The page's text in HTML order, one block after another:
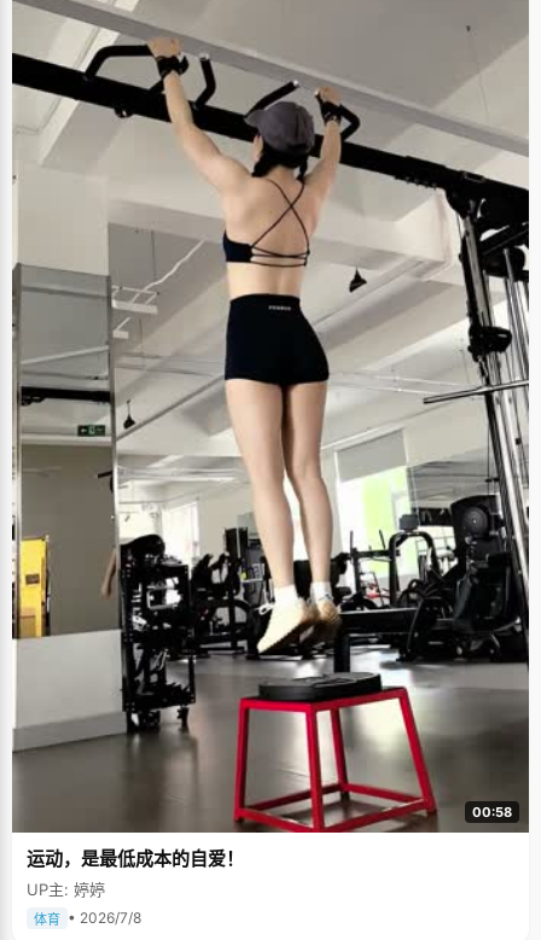
00:58
运动，是最低成本的自爱！
UP主: 婷婷
体育 • 2026/7/8